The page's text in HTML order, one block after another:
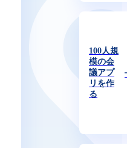
100人規
模の会
議アプ
リを作
る